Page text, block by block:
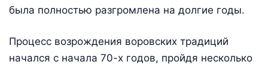
была полностью разгромлена на долгие годы.
Процесс возрождения воровских традиций
начался с начала 70-х годов, пройдя несколько